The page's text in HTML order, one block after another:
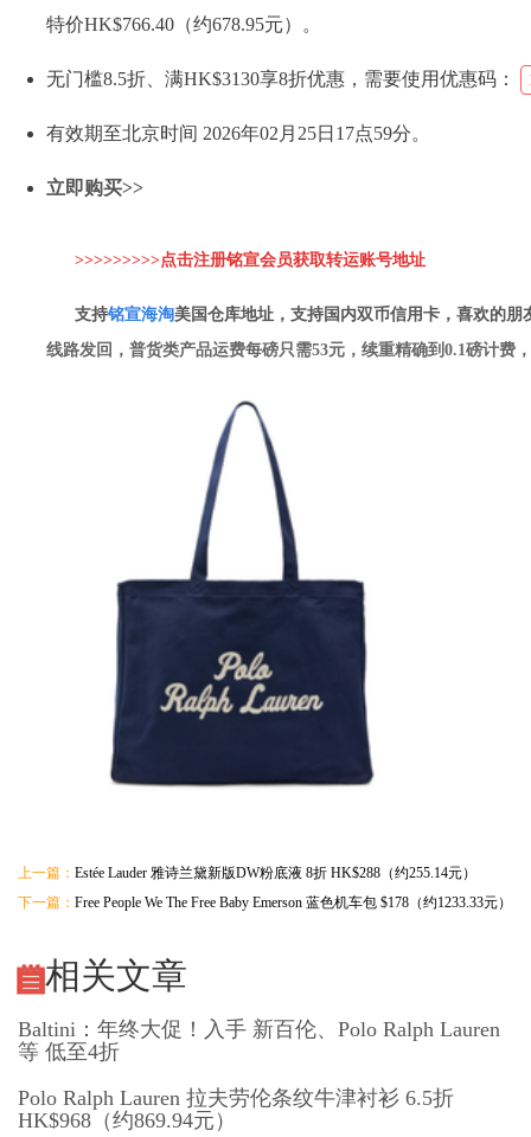
特价HK$766.40（约678.95元）。
无门槛8.5折、满HK$3130享8折优惠，需要使用优惠码：
有效期至北京时间 2026年02月25日17点59分。
立即购买>>
>>>>>>>>>点击注册铭宣会员获取转运账号地址
支持铭宣海淘美国仓库地址，支持国内双币信用卡，喜欢的朋
线路发回，普货类产品运费每磅只需53元，续重精确到0.1磅计费，
上一篇： Estée Lauder 雅诗兰黛新版DW粉底液 8折 HK$288（约255.14元）
下一篇： Free People We The Free Baby Emerson 蓝色机车包 $178（约1233.33元）
相关文章
Baltini：年终大促！入手 新百伦、Polo Ralph Lauren
等 低至4折
Polo Ralph Lauren 拉夫劳伦条纹牛津衬衫 6.5折
HK$968（约869.94元）